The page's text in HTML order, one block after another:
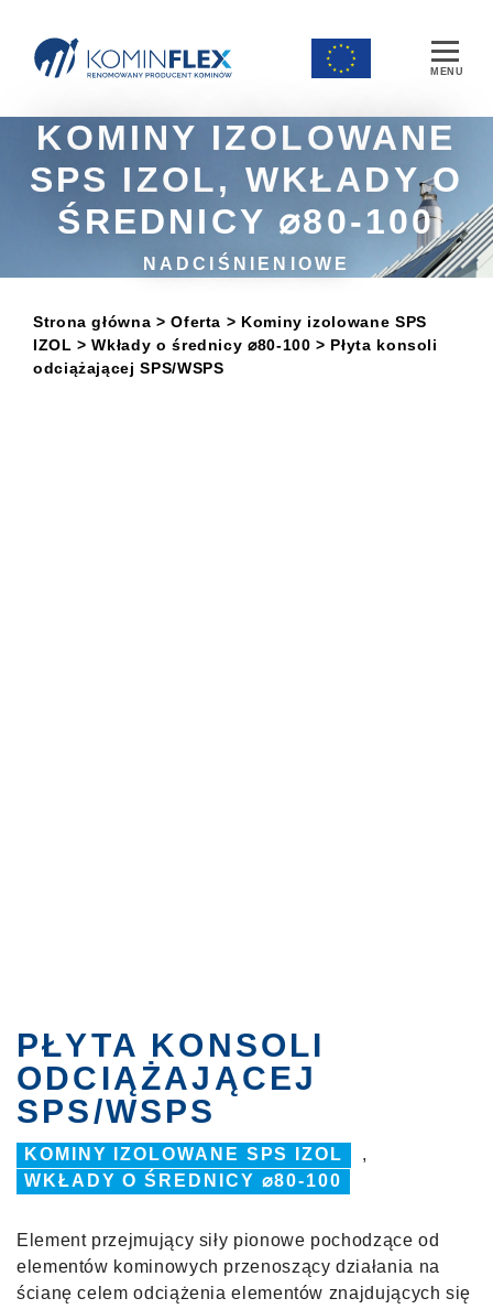
Main Navigation
KOMINY IZOLOWANE
SPS IZOL, WKŁADY O
ŚREDNICY ⌀80-100
NADCIŚNIENIOWE
Strona główna > Oferta > Kominy izolowane SPS
IZOL >Wkłady o średnicy ⌀80-100 > Płyta konsoli
odciążającej SPS/WSPS
PŁYTA KONSOLI
ODCIĄŻAJĄCEJ
SPS/WSPS
KOMINY IZOLOWANE SPS IZOL
,
WKŁADY O ŚREDNICY ⌀80-100
Element przejmujący siły pionowe pochodzące od
elementów kominowych przenoszący działania na
ścianę celem odciążenia elementów znajdujących się